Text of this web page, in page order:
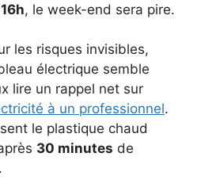
16h, le week-end sera pire.
les risques invisibles,
électrique semble
lire un rappel net sur
à un professionnel.
le plastique chaud
30 minutes de